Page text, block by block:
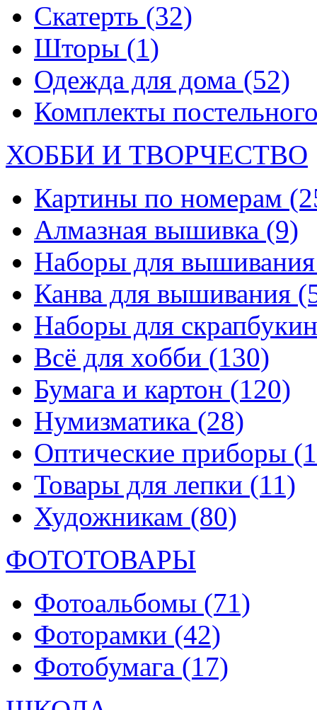
Скатерть (32)
Шторы (1)
Одежда для дома (52)
Комплекты
ХОББИ И ТВОРЧЕСТВО
Картины по номерам
Алмазная вышивка (9)
Наборы для
Канва для вышивания
Наборы для
Всё для хобби (130)
Бумага и картон (120)
Нумизматика (28)
Оптические приборы
Товары для лепки (11)
Художникам (80)
ФОТОТОВАРЫ
Фотоальбомы (71)
Фоторамки (42)
Фотобумага (17)